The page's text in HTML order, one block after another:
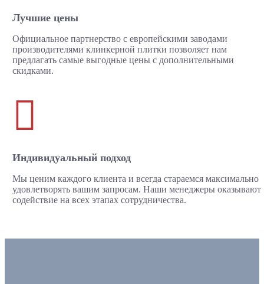
Лучшие цены
Официальное партнерство с европейскими заводами
производителями клинкерной плитки позволяет нам
предлагать самые выгодные цены с дополнительными
скидками.

Индивидуальный подход
Мы ценим каждого клиента и всегда стараемся максимально
удовлетворять вашим запросам. Наши менеджеры оказывают
содействие на всех этапах сотрудничества.